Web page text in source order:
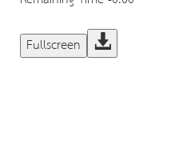
Fullscreen